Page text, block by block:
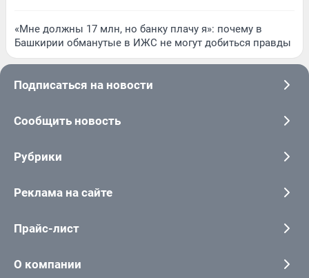
«Мне должны 17 млн, но банку плачу я»: почему в
Башкирии обманутые в ИЖС не могут добиться правды
Подписаться на новости
Сообщить новость
Рубрики
Реклама на сайте
Прайс-лист
О компании